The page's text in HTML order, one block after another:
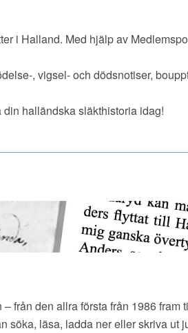
i Halland. Med hjälp av
, vigsel- och dödsnotiser,
halländska släkthistoria idag!
från den allra första från 1986 fram
söka, läsa, ladda ner eller skriva ut